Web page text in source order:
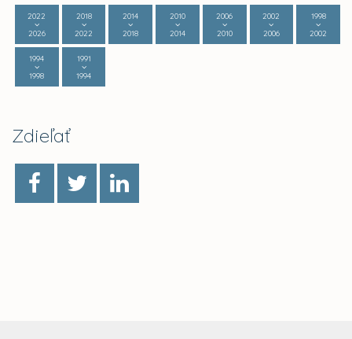
2022
2026
2018
2022
2014
2018
2010
2014
2006
2010
2002
2006
1998
2002
1994
1998
1991
1994
Zdieľať